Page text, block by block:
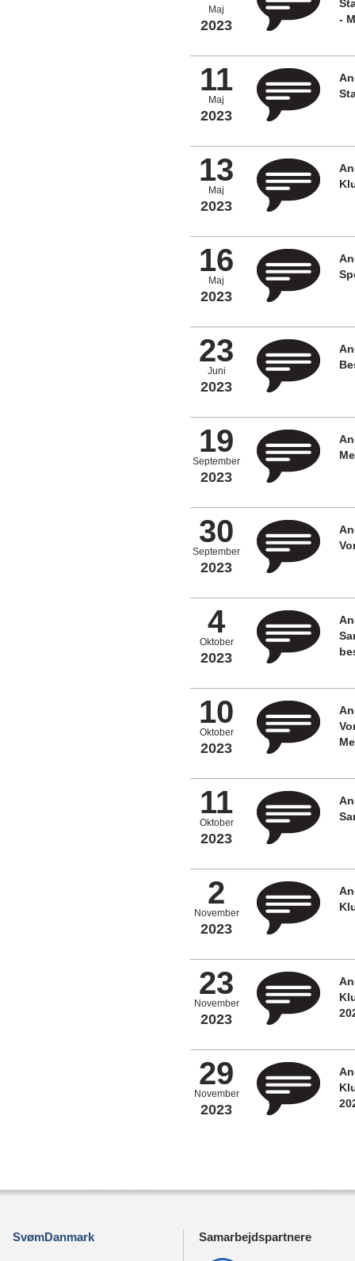
Maj
2023
-
11
Maj
2023
13
Maj
2023
16
Maj
2023
23
Juni
2023
19
September
2023
30
September
2023
4
Oktober
2023
10
Oktober
2023
11
Oktober
2023
2
November
2023
23
November
2023
29
November
2023
SvømDanmark Samarbejdspartnere